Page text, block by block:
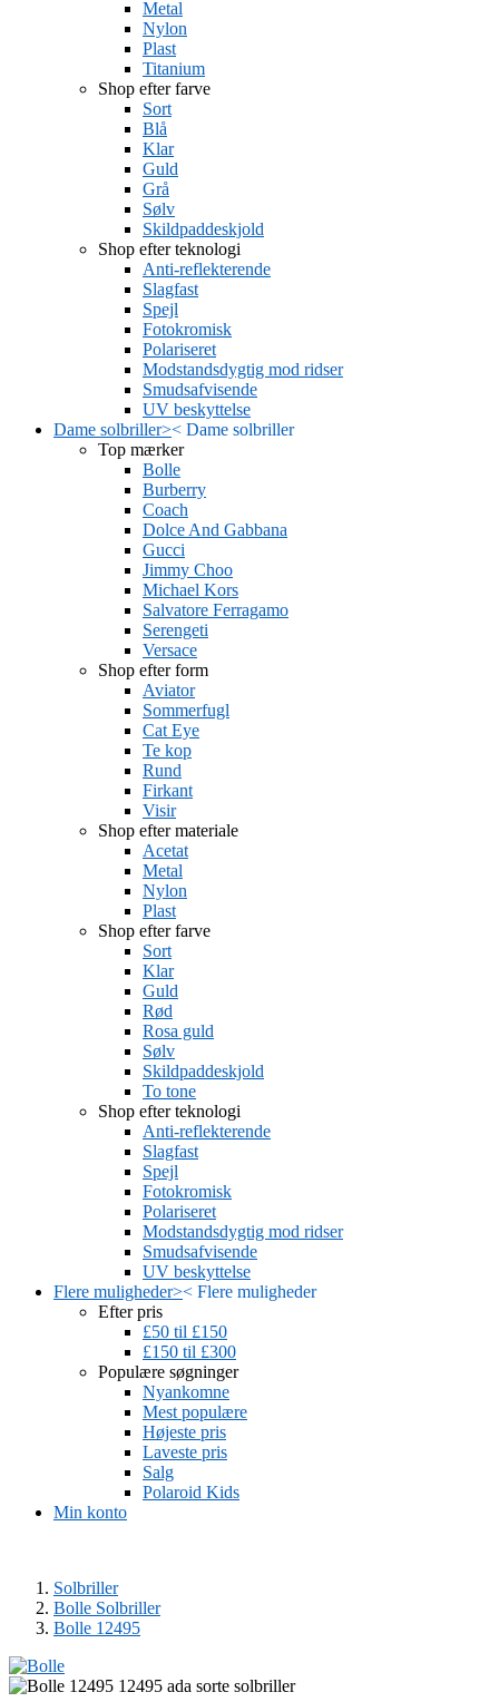
Metal
Nylon
Plast
Titanium
Shop efter farve
Sort
Blå
Klar
Guld
Grå
Sølv
Skildpaddeskjold
Shop efter teknologi
Anti-reflekterende
Slagfast
Spejl
Fotokromisk
Polariseret
Modstandsdygtig mod ridser
Smudsafvisende
UV beskyttelse
Dame solbriller>< Dame solbriller
Top mærker
Bolle
Burberry
Coach
Dolce And Gabbana
Gucci
Jimmy Choo
Michael Kors
Salvatore Ferragamo
Serengeti
Versace
Shop efter form
Aviator
Sommerfugl
Cat Eye
Te kop
Rund
Firkant
Visir
Shop efter materiale
Acetat
Metal
Nylon
Plast
Shop efter farve
Sort
Klar
Guld
Rød
Rosa guld
Sølv
Skildpaddeskjold
To tone
Shop efter teknologi
Anti-reflekterende
Slagfast
Spejl
Fotokromisk
Polariseret
Modstandsdygtig mod ridser
Smudsafvisende
UV beskyttelse
Flere muligheder>< Flere muligheder
Efter pris
£50 til £150
£150 til £300
Populære søgninger
Nyankomne
Mest populære
Højeste pris
Laveste pris
Salg
Polaroid Kids
Min konto
Solbriller
Bolle Solbriller
Bolle 12495